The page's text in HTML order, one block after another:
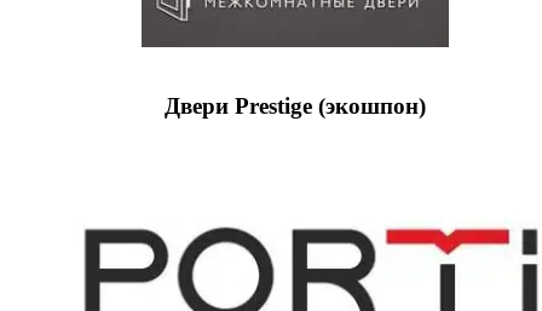
Двери Prestige (экошпон)